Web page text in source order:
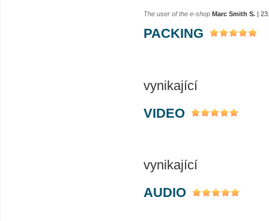
The user of the e-shop Marc Smith S. |
PACKING
vynikající
VIDEO
vynikající
AUDIO